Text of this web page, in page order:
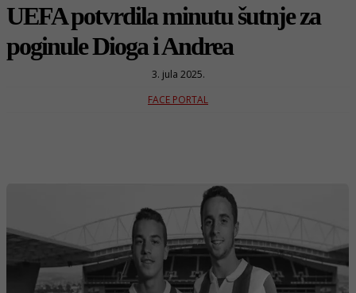
UEFA potvrdila minutu šutnje za
poginule Dioga i Andrea
3. jula 2025.
FACE PORTAL